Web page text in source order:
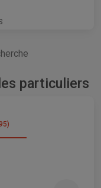
particuliers